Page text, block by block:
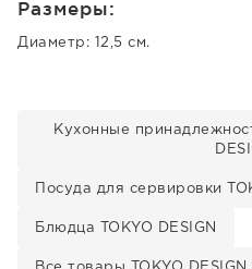
Размеры:
Диаметр: 12,5 см.
Кухонные
Посуда для сервировки
Блюдца TOKYO DESIGN